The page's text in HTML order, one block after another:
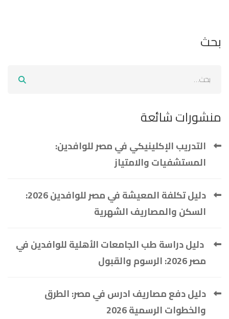
بحث
منشورات شائعة
التدريب الإكلينيكي في مصر للوافدين:
المستشفيات والامتياز
دليل تكلفة المعيشة في مصر للوافدين 2026:
السكن والمصاريف الشهرية
دليل دراسة طب الجامعات الأهلية للوافدين في
مصر 2026: الرسوم والقبول
دليل دفع مصاريف ادرس في مصر: الطرق
والخطوات الرسمية 2026